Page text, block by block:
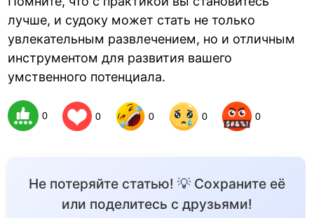
лучше, и судоку может стать не только
увлекательным развлечением, но и отличным
инструментом для развития вашего
умственного потенциала.
0 0 0 0 0
Не потеряйте статью! 💡 Сохраните её
или поделитесь с друзьями!